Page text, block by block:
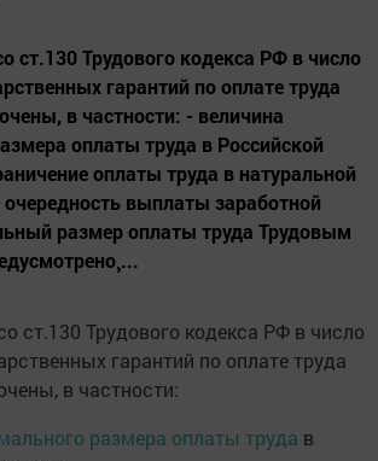
ст.130 Трудового кодекса РФ в число
гарантий по оплате труда
в частности: - величина
оплаты труда в Российской
оплаты труда в натуральной
выплаты заработной
размер оплаты труда Трудовым
ст.130 Трудового кодекса РФ в число
гарантий по оплате труда
в частности:
размера оплаты труда в